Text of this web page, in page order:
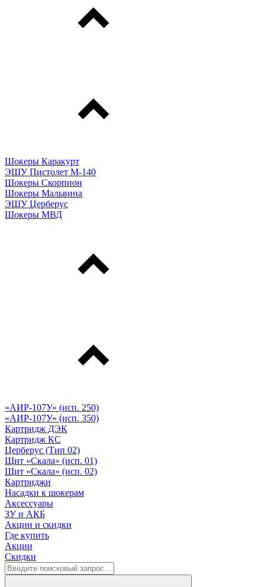
Шокеры Каракурт
ЭШУ Пистолет М-140
Шокеры Скорпион
Шокеры Мальвина
ЭШУ Церберус
Шокеры МВД
«АИР-107У» (исп. 250)
«АИР-107У» (исп. 350)
Картридж ДЭК
Картридж КС
Церберус (Тип 02)
Щит «Скала» (исп. 01)
Щит «Скала» (исп. 02)
Картриджи
Насадки к шокерам
Аксессуары
ЗУ и АКБ
Акции и скидки
Где купить
Акции
Скидки